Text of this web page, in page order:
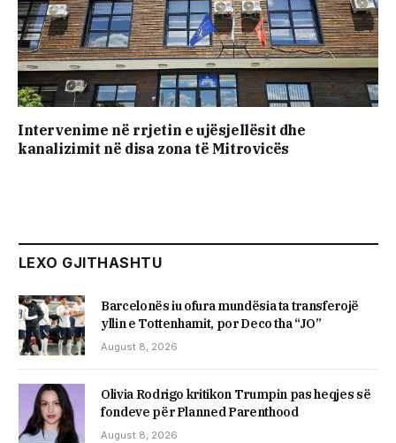
Intervenime në rrjetin e ujësjellësit dhe
kanalizimit në disa zona të Mitrovicës
LEXO GJITHASHTU
Barcelonës iu ofura mundësia ta transferojë
yllin e Tottenhamit, por Deco tha “JO”
August 8, 2026
Olivia Rodrigo kritikon Trumpin pas heqjes së
fondeve për Planned Parenthood
August 8, 2026